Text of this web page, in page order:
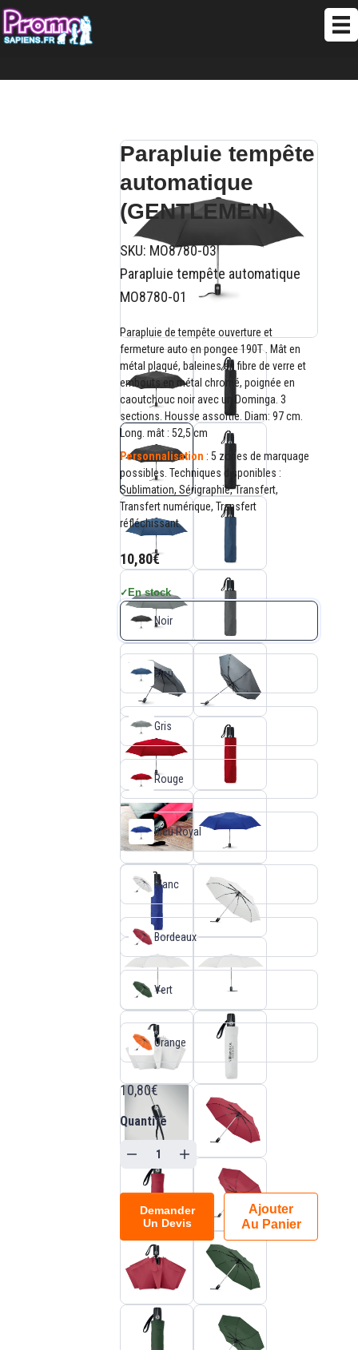
Parapluie tempête
automatique
(GENTLEMEN)
SKU: MO8780-03
Parapluie tempête automatique
MO8780-01
Parapluie de tempête ouverture et
fermeture auto en pongee 190T . Mât en
métal plaqué, baleines en fibre de verre et
embouts en métal chromé, poignée en
caoutchouc noir avec un Dominga. 3
sections. Housse assortie. Diam: 97 cm.
Long. mât : 52,5 cm
Personnalisation : 5 zones de marquage
possibles. Techniques disponibles :
Sublimation, Sérigraphie, Transfert,
Transfert numérique, Transfert
réfléchissant.
10,80€
✓ En stock
Noir
Bleu
Gris
Rouge
Bleu Royal
Blanc
Bordeaux
Vert
Orange
10,80€
Quantité
Demander
Un Devis
Ajouter
Au Panier